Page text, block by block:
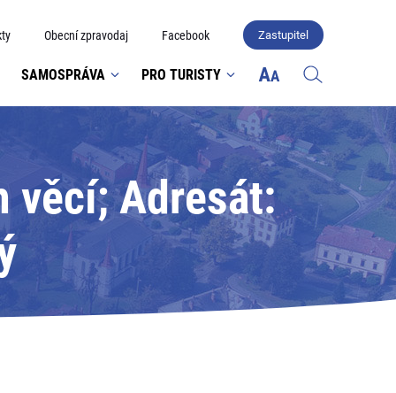
Obecní zpravodaj Facebook Zastupitel
SAMOSPRÁVA PRO TURISTY
věcí; Adresát: